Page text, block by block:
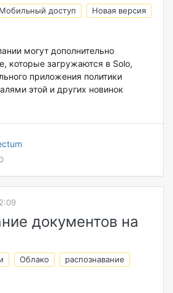
Мобильный доступ
Новая версия
могут дополнительно
которые загружаются в Solo,
приложения политики
этой и других новинок
0
документов на
Облако
распознавание